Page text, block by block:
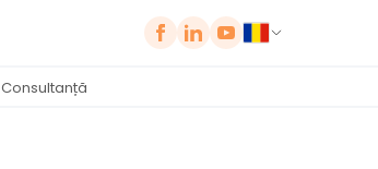
Consultanță